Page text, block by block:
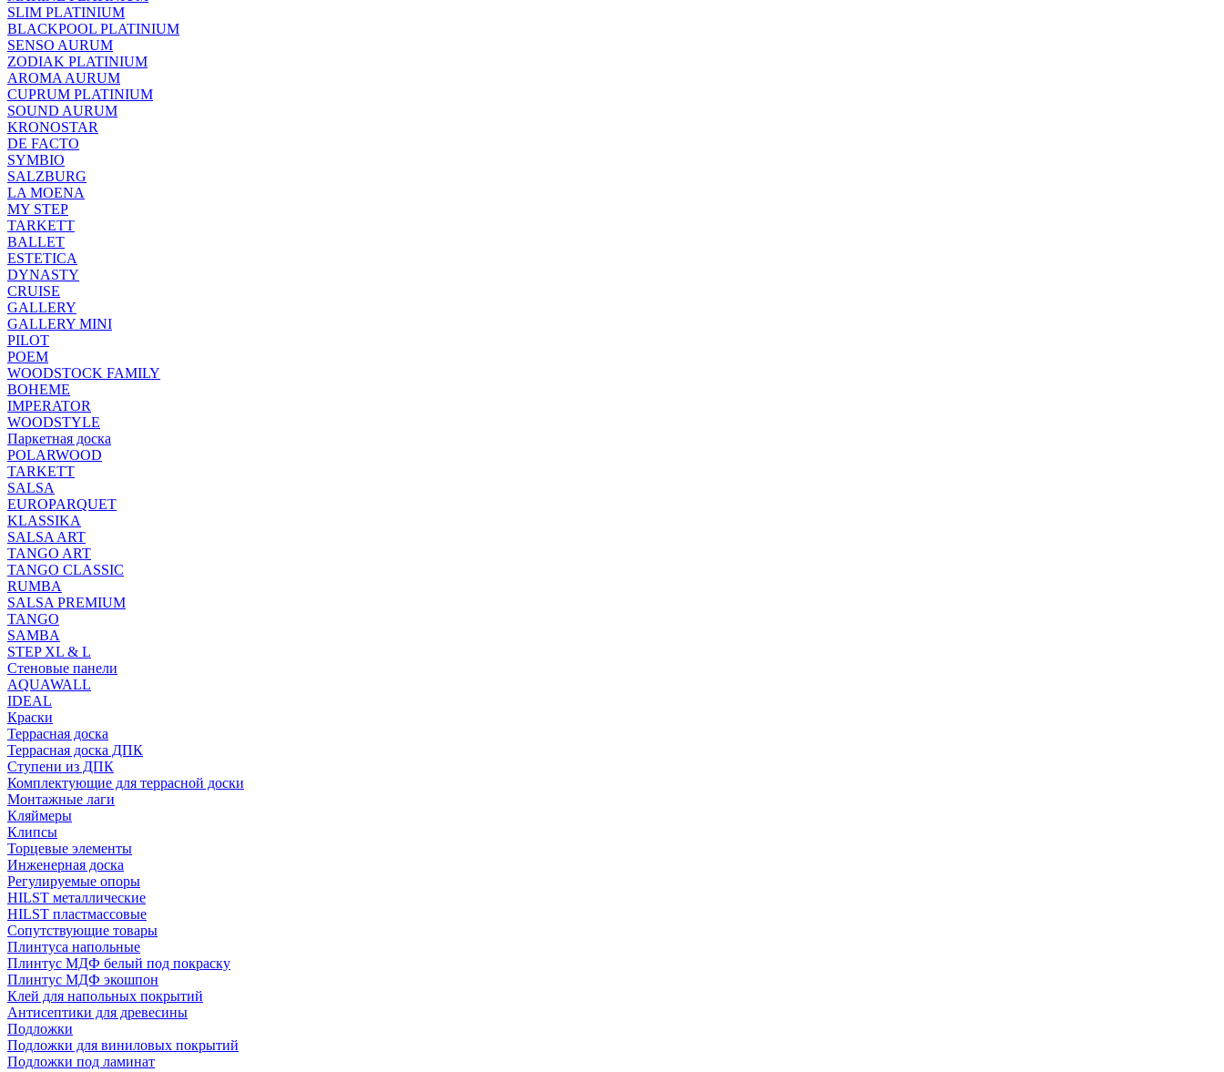
SLIM PLATINIUM
BLACKPOOL PLATINIUM
SENSO AURUM
ZODIAK PLATINIUM
AROMA AURUM
CUPRUM PLATINIUM
SOUND AURUM
KRONOSTAR
DE FACTO
SYMBIO
SALZBURG
LA MOENA
MY STEP
TARKETT
BALLET
ESTETICA
DYNASTY
CRUISE
GALLERY
GALLERY MINI
PILOT
POEM
WOODSTOCK FAMILY
BOHEME
IMPERATOR
WOODSTYLE
Паркетная доска
POLARWOOD
TARKETT
SALSA
EUROPARQUET
KLASSIKA
SALSA ART
TANGO ART
TANGO CLASSIC
RUMBA
SALSA PREMIUM
TANGO
SAMBA
STEP XL & L
Стеновые панели
AQUAWALL
IDEAL
Краски
Террасная доска
Террасная доска ДПК
Ступени из ДПК
Комплектующие для террасной доски
Монтажные лаги
Кляймеры
Клипсы
Торцевые элементы
Инженерная доска
Регулируемые опоры
HILST металлические
HILST пластмассовые
Сопутствующие товары
Плинтуса напольные
Плинтус МДФ белый под покраску
Плинтус МДФ экошпон
Клей для напольных покрытий
Антисептики для древесины
Подложки
Подложки для виниловых покрытий
Подложки под ламинат